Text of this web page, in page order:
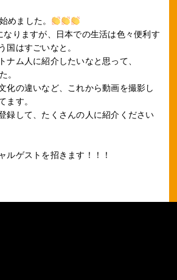
めました。
りますが、日本での生活は色々便利す
国はすごいなと。
ナム人に紹介したいなと思って、
。
化の違いなど、これから動画を撮影し
ます。
録して、たくさんの人に紹介ください
ルゲストを招きます！！！